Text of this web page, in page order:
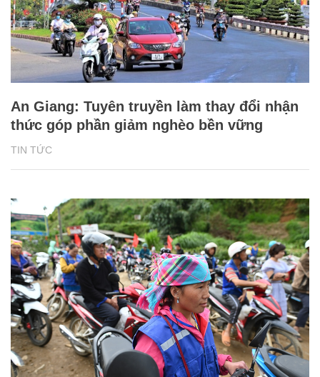
TIN TỨC
An Giang: Tuyên truyền làm thay đổi nhận
thức góp phần giảm nghèo bền vững